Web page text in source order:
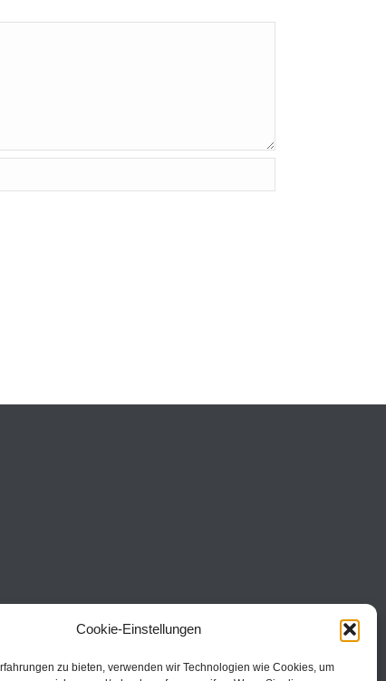
Cookie-Einstellungen
zu bieten, verwenden wir Technologien wie Cookies, um